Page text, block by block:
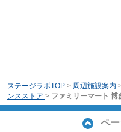
ステージラボTOP > 周辺施設案内
ンスストア > ファミリーマート 博
ペ